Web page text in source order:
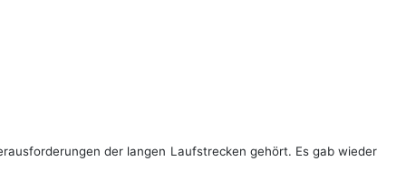
der langen Laufstrecken gehört. Es gab wieder